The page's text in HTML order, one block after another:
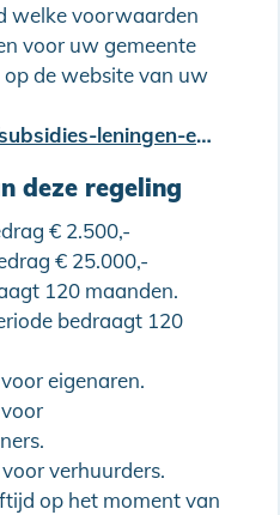
welke voorwaarden
voor uw gemeente
op de website van uw
nln.nunspeet.nl/subsidies-leningen-en-maatregelen/toekomstbestendig-wonen-lening
deze regeling
€ 2.500,-
€ 25.000,-
120 maanden.
bedraagt 120
eigenaren.
verhuurders.
op het moment van